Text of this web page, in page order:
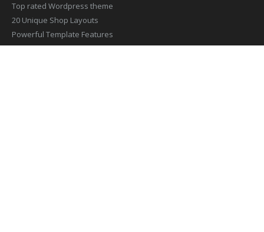
20 Unique Shop Layouts
Powerful Template Features
Mobile & Retina Optimized